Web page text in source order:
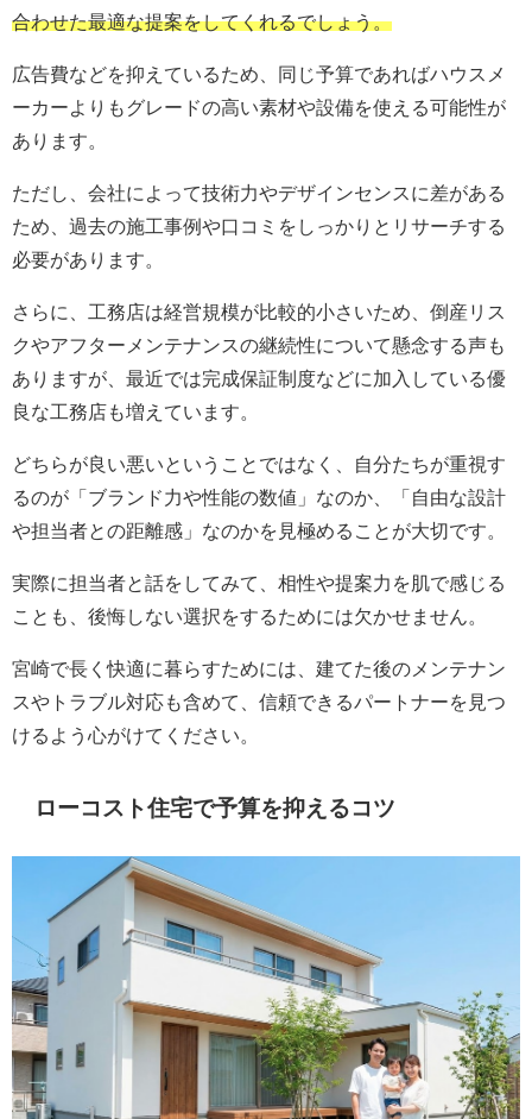
合わせた最適な提案をしてくれるでしょう。
広告費などを抑えているため、同じ予算であればハウスメ
ーカーよりもグレードの高い素材や設備を使える可能性が
あります。
ただし、会社によって技術力やデザインセンスに差がある
ため、過去の施工事例や口コミをしっかりとリサーチする
必要があります。
さらに、工務店は経営規模が比較的小さいため、倒産リス
クやアフターメンテナンスの継続性について懸念する声も
ありますが、最近では完成保証制度などに加入している優
良な工務店も増えています。
どちらが良い悪いということではなく、自分たちが重視す
るのが「ブランド力や性能の数値」なのか、「自由な設計
や担当者との距離感」なのかを見極めることが大切です。
実際に担当者と話をしてみて、相性や提案力を肌で感じる
ことも、後悔しない選択をするためには欠かせません。
宮崎で長く快適に暮らすためには、建てた後のメンテナン
スやトラブル対応も含めて、信頼できるパートナーを見つ
けるよう心がけてください。
ローコスト住宅で予算を抑えるコツ